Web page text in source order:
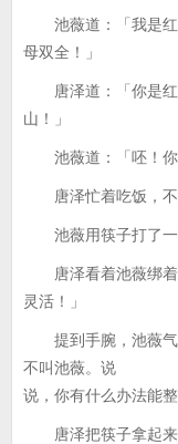
池薇道：「我是红
母双全！」
唐泽道：「你是红
山！」
池薇道：「呸！你
唐泽忙着吃饭，不
池薇用筷子打了一
唐泽看着池薇绑着
灵活！」
提到手腕，池薇气
不叫池薇。说
说，你有什么办法能整
唐泽把筷子拿起来